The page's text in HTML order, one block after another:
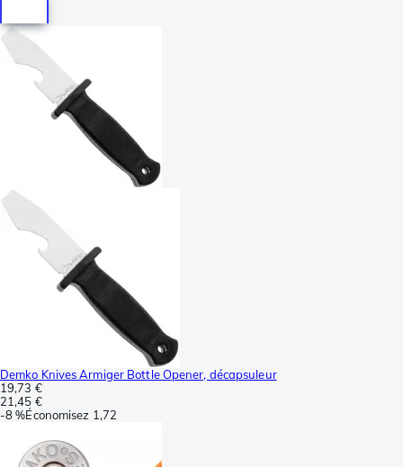
Demko Knives Armiger Bottle Opener, décapsuleur
19,73 €
21,45 €
-8 %Économisez 1,72